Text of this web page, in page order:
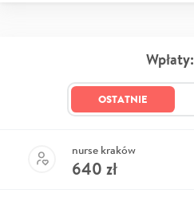
Wpłaty:
OSTATNIE
nurse kraków
640 zł